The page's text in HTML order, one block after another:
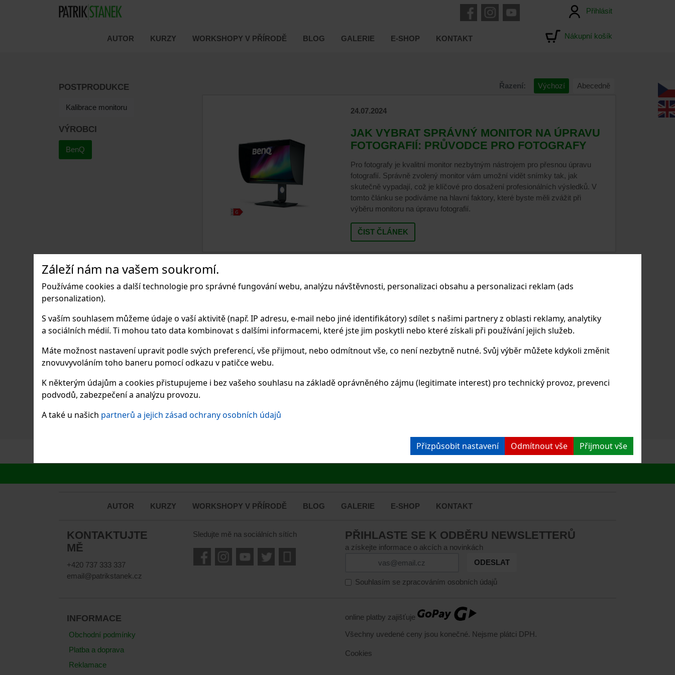
Záleží nám na vašem soukromí.
Používáme cookies a další technologie pro správné fungování webu, analýzu návštěvnosti, personalizaci obsahu a personalizaci reklam (ads
personalization).
S vaším souhlasem můžeme údaje o vaší aktivitě (např. IP adresu, e-mail nebo jiné identifikátory) sdílet s našimi partnery z oblasti reklamy, analytiky
a sociálních médií. Ti mohou tato data kombinovat s dalšími informacemi, které jste jim poskytli nebo které získali při používání jejich služeb.
Máte možnost nastavení upravit podle svých preferencí, vše přijmout, nebo odmítnout vše, co není nezbytně nutné. Svůj výběr můžete kdykoli změnit
znovuvyvoláním toho baneru pomocí odkazu v patičce webu.
K některým údajům a cookies přistupujeme i bez vašeho souhlasu na základě oprávněného zájmu (legitimate interest) pro technický provoz, prevenci
podvodů, zabezpečení a analýzu provozu.
A také u našich partnerů a jejich zásad ochrany osobních údajů
Přizpůsobit nastavení Odmítnout vše Přijmout vše
Přihlásit
AUTOR KURZY WORKSHOPY V PŘÍRODĚ BLOG GALERIE E-SHOP KONTAKT Nákupní košík
POSTPRODUKCE
Kalibrace monitoru
VÝROBCI
BenQ
Řazení: Výchozí Abecedně
24.07.2024
JAK VYBRAT SPRÁVNÝ MONITOR NA ÚPRAVU
FOTOGRAFIÍ: PRŮVODCE PRO FOTOGRAFY
Pro fotografy je kvalitní monitor nezbytným nástrojem pro přesnou úpravu
fotografií. Správně zvolený monitor vám umožní vidět snímky tak, jak
skutečně vypadají, což je klíčové pro dosažení profesionálních výsledků. V
tomto článku se podíváme na hlavní faktory, které byste měli zvážit při
výběru monitoru na úpravu fotografií.
ČIST ČLÁNEK
Mám dobrý fotoaparát, drahý objektiv, levný monitor a dokonce
větší ostrost, nemohu teď řešit barvy monitoru. Tak začíná velmi zdlouhavá
ČIST ČLÁNEK
AUTOR KURZY WORKSHOPY V PŘÍRODĚ BLOG GALERIE E-SHOP KONTAKT
KONTAKTUJTE
MĚ
+420 737 333 337
email@patrikstanek.cz
Sledujte mě na sociálních sítích PŘIHLASTE SE K ODBĚRU NEWSLETTERŮ
a získejte informace o akcích a novinkách
ODESLAT
Souhlasím se zpracováním osobních údajů
INFORMACE
Obchodní podmínky
Platba a doprava
Reklamace
online platby zajišťuje
Všechny uvedené ceny jsou konečné. Nejsme plátci DPH.
Cookies